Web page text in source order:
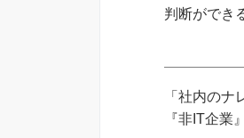
判断ができ
「社内のナ
『非IT企業